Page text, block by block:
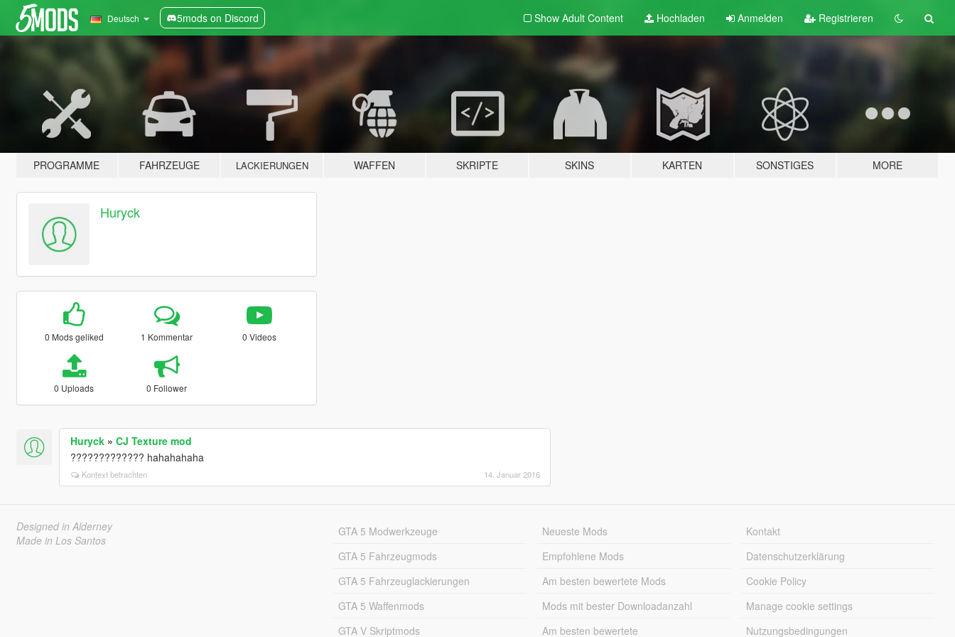
Deutsch 5mods on Discord Show Adult Content Hochladen Anmelden Registrieren
PROGRAMME FAHRZEUGE LACKIERUNGEN WAFFEN SKRIPTE SKINS KARTEN SONSTIGES MORE
Huryck
0 Mods geliked 1 Kommentar 0 Videos
0 Uploads 0 Follower
Huryck» CJ Texture mod
????????????? hahahahaha
Kontext betrachten 14. Januar 2016
Designed in Alderney
Made in Los Santos
GTA 5 Modwerkzeuge
GTA 5 Fahrzeugmods
GTA 5 Fahrzeuglackierungen
GTA 5 Waffenmods
GTA V Skriptmods
Neueste Mods
Empfohlene Mods
Am besten bewertete Mods
Mods mit bester Downloadanzahl
Am besten bewertete
Kontakt
Datenschutzerklärung
Cookie Policy
Manage cookie settings
Nutzungsbedingungen